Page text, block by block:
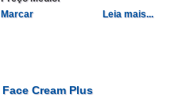
Marcar
Leia mais...
Face Cream Plus